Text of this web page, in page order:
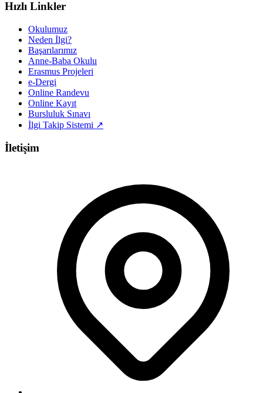
Hızlı Linkler
Okulumuz
Neden İlgi?
Başarılarımız
Anne-Baba Okulu
Erasmus Projeleri
e-Dergi
Online Randevu
Online Kayıt
Bursluluk Sınavı
İlgi Takip Sistemi ↗
İletişim